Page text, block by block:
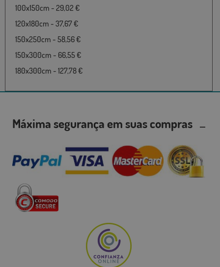
100x150cm - 29,02 €
120x180cm - 37,67 €
150x250cm - 58,56 €
150x300cm - 66,55 €
180x300cm - 127,78 €
Máxima segurança em suas compras